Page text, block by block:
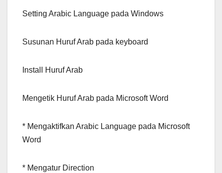
Setting Arabic Language pada Windows
Susunan Huruf Arab pada keyboard
Install Huruf Arab
Mengetik Huruf Arab pada Microsoft Word
* Mengaktifkan Arabic Language pada Microsoft
Word
* Mengatur Direction